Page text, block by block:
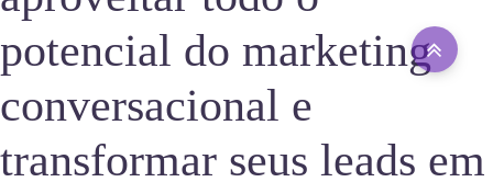
potencial do marketing
conversacional e
transformar seus leads em